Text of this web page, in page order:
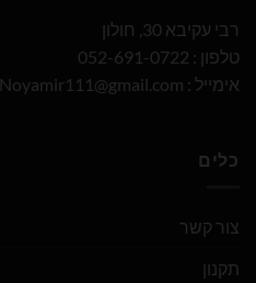
רבי עקיבא 30, חולון
טלפון : 052-691-0722
אימייל : Noyamir111@gmail.com
כלים
צור קשר
תקנון